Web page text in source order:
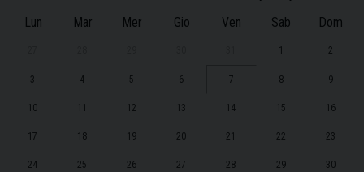
Lun Mar Mer Gio Ven Sab Dom
1 2
3 4 5 6 7 8 9
10 11 12 13 14 15 16
17 18 19 20 21 22 23
24 25 26 27 28 29 30